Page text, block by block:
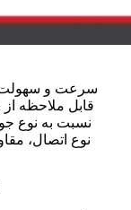
سرعت و سهولت
قابل ملاحظه
نسبت به نوع